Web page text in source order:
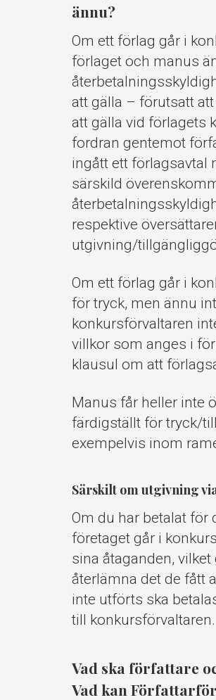
ännu?
Om ett förlag går i
förlaget och manus
att gälla – förutsatt
att gälla vid förlagets
fordran gentemot
ingått ett förlagsavtal
särskild
respektive
utgivning/
Om ett förlag går i
för tryck, men ännu
konkursförvaltaren
villkor som anges i
klausul om att
Manus får heller inte
färdigställt för tryck/
exempelvis inom
Särskilt om utgivning
Om du har betalat för
företaget går i
sina åtaganden,
återlämna det de fått
inte utförts ska
till konkursförvaltaren.
Vad ska författare
Vad kan